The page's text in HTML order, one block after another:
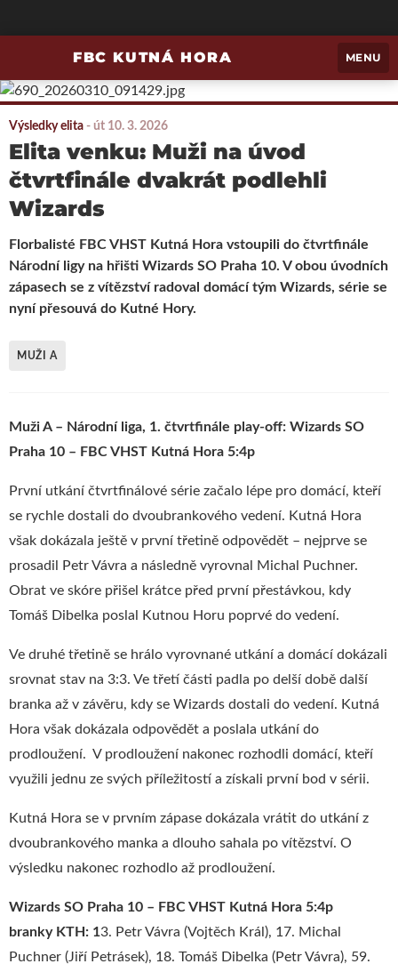
FBC KUTNÁ HORA MENU
Výsledky elita - út 10. 3. 2026
Elita venku: Muži na úvod
čtvrtfinále dvakrát podlehli
Wizards
Florbalisté FBC VHST Kutná Hora vstoupili do čtvrtfinále
Národní ligy na hřišti Wizards SO Praha 10. V obou úvodních
zápasech se z vítězství radoval domácí tým Wizards, série se
nyní přesouvá do Kutné Hory.
MUŽI A
Muži A – Národní liga, 1. čtvrtfinále play-off: Wizards SO
Praha 10 – FBC VHST Kutná Hora 5:4p
První utkání čtvrtfinálové série začalo lépe pro domácí, kteří
se rychle dostali do dvoubrankového vedení. Kutná Hora
však dokázala ještě v první třetině odpovědět – nejprve se
prosadil Petr Vávra a následně vyrovnal Michal Puchner.
Obrat ve skóre přišel krátce před první přestávkou, kdy
Tomáš Dibelka poslal Kutnou Horu poprvé do vedení.
Ve druhé třetině se hrálo vyrovnané utkání a domácí dokázali
srovnat stav na 3:3. Ve třetí části padla po delší době další
branka až v závěru, kdy se Wizards dostali do vedení. Kutná
Hora však dokázala odpovědět a poslala utkání do
prodloužení. V prodloužení nakonec rozhodli domácí, kteří
využili jednu ze svých příležitostí a získali první bod v sérii.
Kutná Hora se v prvním zápase dokázala vrátit do utkání z
dvoubrankového manka a dlouho sahala po vítězství. O
výsledku nakonec rozhodlo až prodloužení.
Wizards SO Praha 10 – FBC VHST Kutná Hora 5:4p
branky KTH: 13. Petr Vávra (Vojtěch Král), 17. Michal
Puchner (Jiří Petrásek), 18. Tomáš Dibelka (Petr Vávra), 59.